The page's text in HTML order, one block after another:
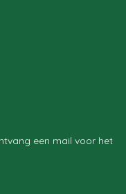
een mail voor het